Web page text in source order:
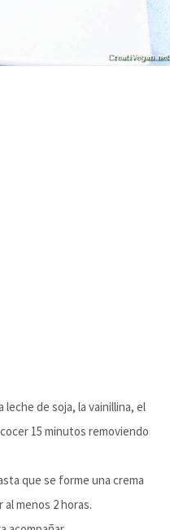
de soja, la vainillina, el
15 minutos removiendo
que se forme una crema
menos 2 horas.